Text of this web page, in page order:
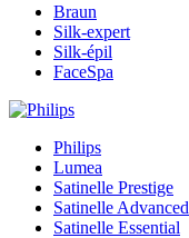
Braun
Silk-expert
Silk-épil
FaceSpa
Philips
Lumea
Satinelle Prestige
Satinelle Advanced
Satinelle Essential